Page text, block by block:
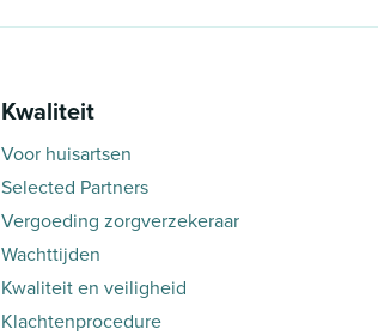
Kwaliteit
Voor huisartsen
Selected Partners
Vergoeding zorgverzekeraar
Wachttijden
Kwaliteit en veiligheid
Klachtenprocedure